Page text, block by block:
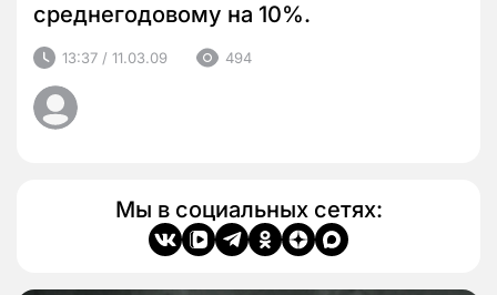
среднегодовому на 10%.
13:37 / 11.03.09 494
Мы в социальных сетях: